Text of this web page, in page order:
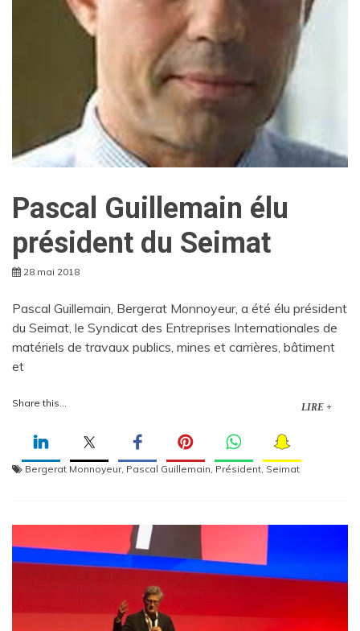
Pascal Guillemain élu
président du Seimat
28 mai 2018
Pascal Guillemain, Bergerat Monnoyeur, a été élu président
du Seimat, le Syndicat des Entreprises Internationales de
matériels de travaux publics, mines et carrières, bâtiment
et
Share this... LIRE +
Bergerat Monnoyeur, Pascal Guillemain, Président, Seimat